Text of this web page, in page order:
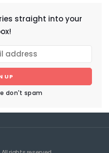
straight into your
UP
don't spam